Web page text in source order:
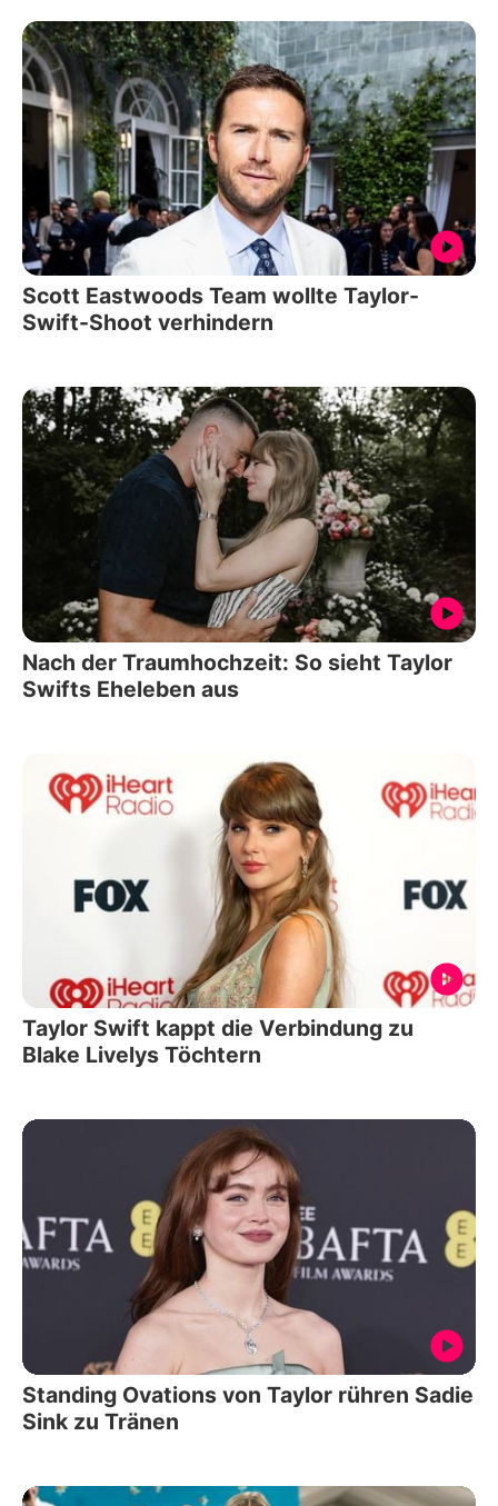
Scott Eastwoods Team wollte Taylor-
Swift-Shoot verhindern
Nach der Traumhochzeit: So sieht Taylor
Swifts Eheleben aus
Taylor Swift kappt die Verbindung zu
Blake Livelys Töchtern
Standing Ovations von Taylor rühren Sadie
Sink zu Tränen